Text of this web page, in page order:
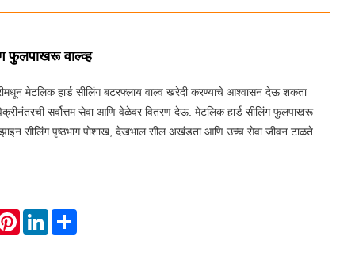
फुलपाखरू वाल्व्ह
मेटलिक हार्ड सीलिंग बटरफ्लाय वाल्व खरेदी करण्याचे आश्वासन देऊ शकता
सर्वोत्तम सेवा आणि वेळेवर वितरण देऊ. मेटलिक हार्ड सीलिंग फुलपाखरू
सीलिंग पृष्ठभाग पोशाख, देखभाल सील अखंडता आणि उच्च सेवा जीवन टाळते.
PinterestLinkedIn